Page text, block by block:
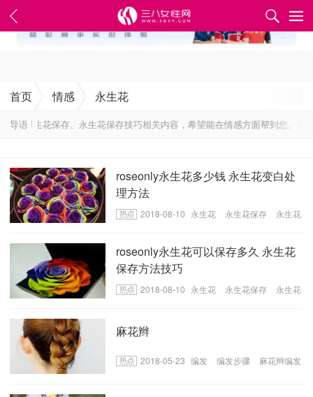
✕
首页 情感 永生花
导语
永生花保存、永生花保存技巧相关内容，希望能在情感方面帮到您。
roseonly永生花多少钱 永生花变白处
理方法
2018-08-10 永生花 永生花保存
永生花
roseonly永生花可以保存多久 永生花
保存方法技巧
2018-08-10 永生花 永生花保存
永生花
麻花辫
2018-05-23 编发 编发步骤
麻花辫编发